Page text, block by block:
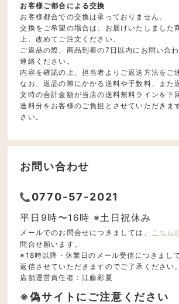
お客様ご都合による交換
お客様都合での交換は承っておりません。
交換をご希望の場合は、お届けいたしました
上、改めてご注文ください。
ご返品の際、商品到着の7日以内にお問い合
連絡ください。
内容を確認の上、担当者よりご返送方法をご
なお、返品の際にかかる送料や手数料、また
文時の合計金額が当店の送料無料ラインを下
送料分をお客様のご負担とさせていただきま
さい。
お問い合わせ
0770-57-2021
平日9時〜16時 ※土日祝休み
メールでのお問合せにつきましては、 こちら
問合せ願います。
※18時以降・休業日のメール受信につきまし
返信させていただきますのでご了承ください。
店舗運営責任者：江藤彩夏
※偽サイトにご注意ください